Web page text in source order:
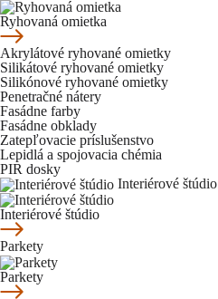
Ryhovaná omietka
Akrylátové ryhované omietky
Silikátové ryhované omietky
Silikónové ryhované omietky
Penetračné nátery
Fasádne farby
Fasádne obklady
Zatepľovacie príslušenstvo
Lepidlá a spojovacia chémia
PIR dosky
Interiérové štúdio
Interiérové štúdio
Parkety
Parkety